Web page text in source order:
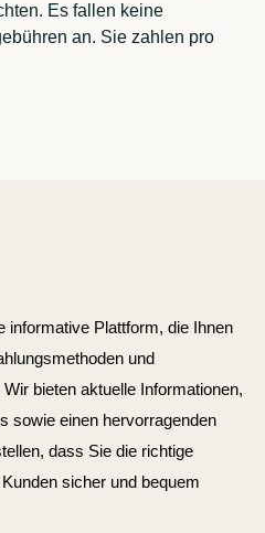
Es fallen keine
an. Sie zahlen pro
Plattform, die Ihnen
und
bieten aktuelle Informationen,
sowie einen hervorragenden
dass Sie die richtige
sicher und bequem